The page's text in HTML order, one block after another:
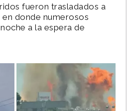
fueron trasladados a
donde numerosos
a la espera de